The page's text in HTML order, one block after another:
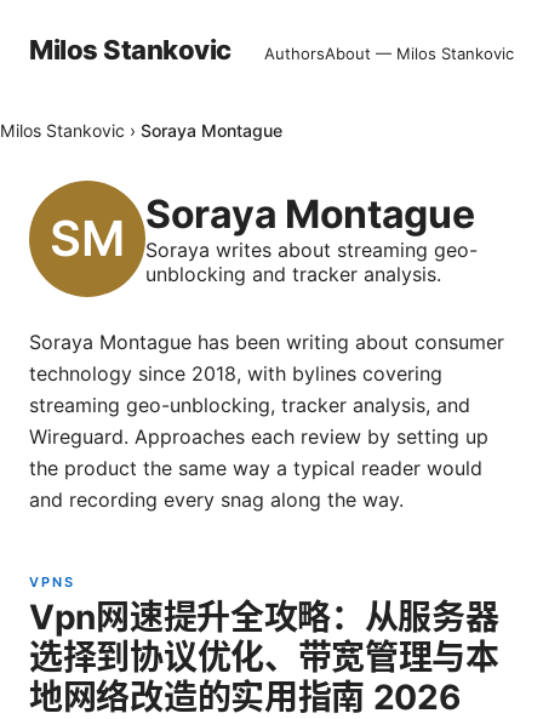
Milos Stankovic AuthorsAbout — Milos Stankovic
Milos Stankovic › Soraya Montague
Soraya Montague
Soraya writes about streaming geo-
unblocking and tracker analysis.
Soraya Montague has been writing about consumer
technology since 2018, with bylines covering
streaming geo-unblocking, tracker analysis, and
Wireguard. Approaches each review by setting up
the product the same way a typical reader would
and recording every snag along the way.
VPNS
Vpn网速提升全攻略：从服务器
选择到协议优化、带宽管理与本
地网络改造的实用指南 2026